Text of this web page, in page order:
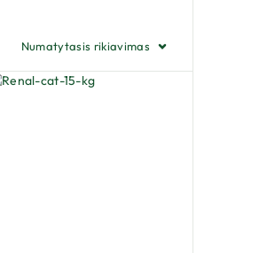
Numatytasis rikiavimas